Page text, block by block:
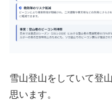
雪山登山をしていて登
思います。